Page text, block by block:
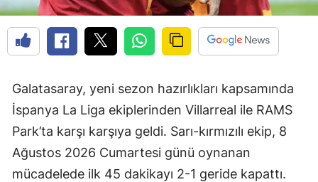
Galatasaray, yeni sezon hazırlıkları kapsamında
İspanya La Liga ekiplerinden Villarreal ile RAMS
Park’ta karşı karşıya geldi. Sarı-kırmızılı ekip, 8
Ağustos 2026 Cumartesi günü oynanan
mücadelede ilk 45 dakikayı 2-1 geride kapattı.